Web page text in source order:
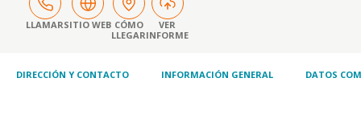
inmuebles, asi como la administracion y
gestos de operaciones relacionadas con la
anteriormente enumerad
LLAMARSITIO WEB CÓMO
LLEGAR
VER
INFORME
DIRECCIÓN Y CONTACTO INFORMACIÓN GENERAL DATOS